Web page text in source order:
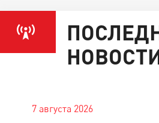
7 августа 2026